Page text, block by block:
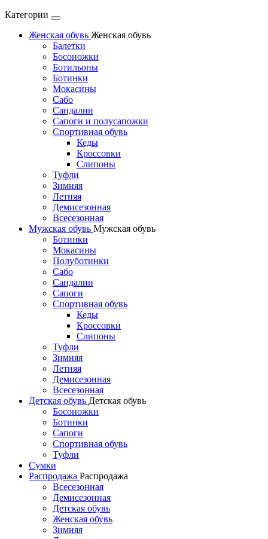
Категории
Женская обувь Женская обувь
Балетки
Босоножки
Ботильоны
Ботинки
Мокасины
Сабо
Сандалии
Сапоги и полусапожки
Спортивная обувь
Кеды
Кроссовки
Слипоны
Туфли
Зимняя
Летняя
Демисезонная
Всесезонная
Мужская обувь Мужская обувь
Ботинки
Мокасины
Полуботинки
Сабо
Сандалии
Сапоги
Спортивная обувь
Кеды
Кроссовки
Слипоны
Туфли
Зимняя
Летняя
Демисезонная
Всесезонная
Детская обувь Детская обувь
Босоножки
Ботинки
Сапоги
Спортивная обувь
Туфли
Сумки
Распродажа Распродажа
Всесезонная
Демисезонная
Детская обувь
Женская обувь
Зимняя